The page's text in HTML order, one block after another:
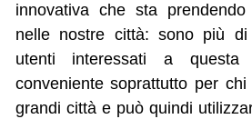
innovativa che sta
nelle nostre città: sono più
utenti interessati a questa
conveniente soprattutto per
grandi città e può quindi